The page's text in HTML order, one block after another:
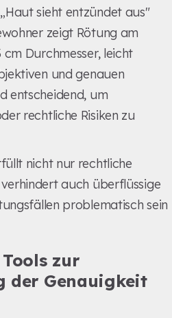
sieht entzündet aus"
zeigt Rötung am
cm Durchmesser, leicht
und genauen
entscheidend, um
rechtliche Risiken zu
nicht nur rechtliche
auch überflüssige
problematisch sein
zur
der Genauigkeit